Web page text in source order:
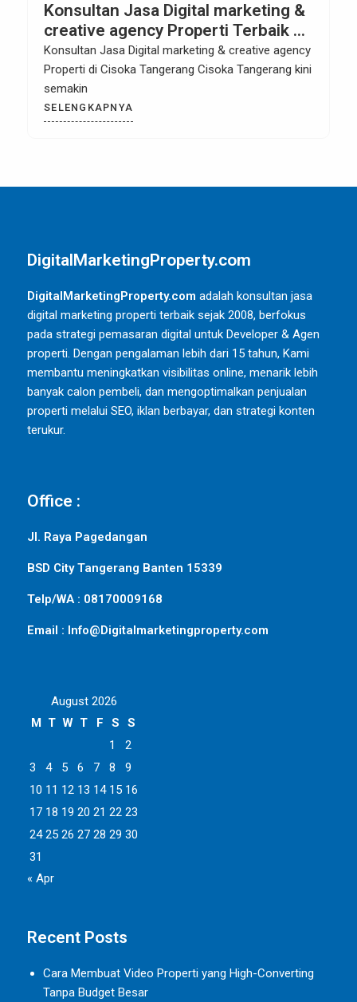
Konsultan Jasa Digital marketing &
creative agency Properti Terbaik di
Cisoka Tangerang
Konsultan Jasa Digital marketing & creative agency
Properti di Cisoka Tangerang Cisoka Tangerang kini
semakin
SELENGKAPNYA
DigitalMarketingProperty.com
DigitalMarketingProperty.com adalah konsultan jasa
digital marketing properti terbaik sejak 2008, berfokus
pada strategi pemasaran digital untuk Developer & Agen
properti. Dengan pengalaman lebih dari 15 tahun, Kami
membantu meningkatkan visibilitas online, menarik lebih
banyak calon pembeli, dan mengoptimalkan penjualan
properti melalui SEO, iklan berbayar, dan strategi konten
terukur.
Office :
Jl. Raya Pagedangan
BSD City Tangerang Banten 15339
Telp/WA : 08170009168
Email : Info@Digitalmarketingproperty.com
August 2026
M T W T F S
S
1
2
3
4 5 6 7 8
9
10 11 12 13 14 15 16
17 18 19 20 21 22 23
24 25 26 27 28 29 30
31
« Apr
Recent Posts
Cara Membuat Video Properti yang High-Converting
Tanpa Budget Besar